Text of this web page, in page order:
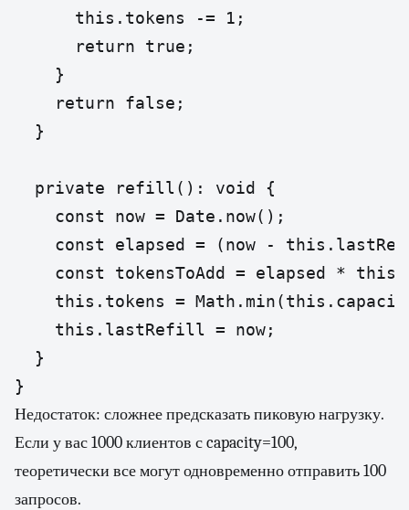
      this.tokens -= 1;
      return true;
    }
    return false;
  }
  private refill(): void {
    const now = Date.now();
const elapsed = (now -
const tokensToAdd = elapsed *
this.tokens =
    this.lastRefill = now;
  }
}
Недостаток: сложнее предсказать пиковую нагрузку.
Если у вас 1000 клиентов с capacity=100,
теоретически все могут одновременно отправить 100
запросов.